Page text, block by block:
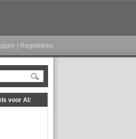
Registreren
voor AI: